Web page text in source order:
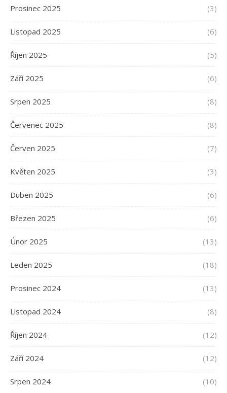
Prosinec 2025 (3)
Listopad 2025 (6)
Říjen 2025 (5)
Září 2025 (6)
Srpen 2025 (8)
Červenec 2025 (8)
Červen 2025 (7)
Květen 2025 (3)
Duben 2025 (6)
Březen 2025 (6)
Únor 2025 (13)
Leden 2025 (18)
Prosinec 2024 (13)
Listopad 2024 (8)
Říjen 2024 (12)
Září 2024 (12)
Srpen 2024 (10)